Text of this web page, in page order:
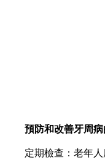
預防和改善牙周病
定期檢查：老年人